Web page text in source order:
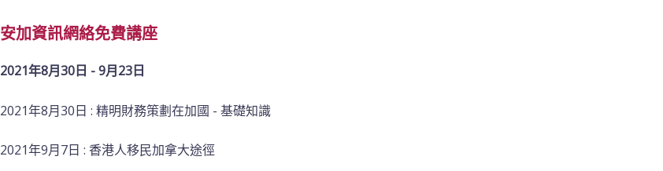
安加資訊網絡免費講座
2021年8月30日 - 9月23日
2021年8月30日 : 精明財務策劃在加國 - 基礎知識
2021年9月7日 : 香港人移民加拿大途徑